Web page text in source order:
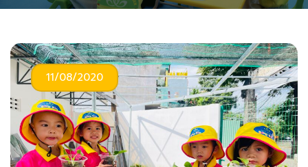
11/08/2020